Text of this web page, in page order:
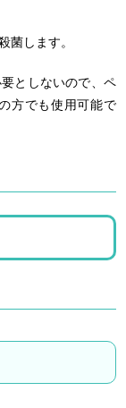
菌します。
としないので、ペ
方でも使用可能で